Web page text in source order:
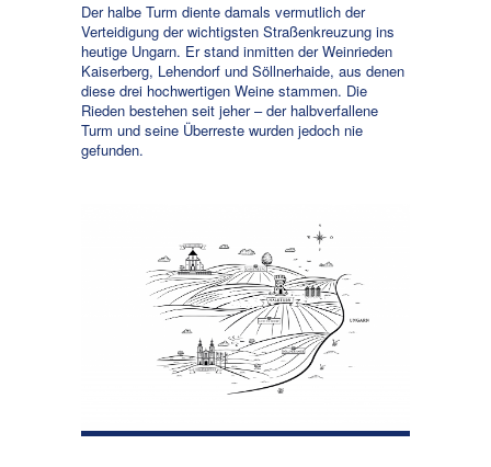
Der halbe Turm diente damals vermutlich der
Verteidigung der wichtigsten Straßenkreuzung ins
heutige Ungarn. Er stand inmitten der Weinrieden
Kaiserberg, Lehendorf und Söllnerhaide, aus denen
diese drei hochwertigen Weine stammen. Die
Rieden bestehen seit jeher – der halbverfallene
Turm und seine Überreste wurden jedoch nie
gefunden.